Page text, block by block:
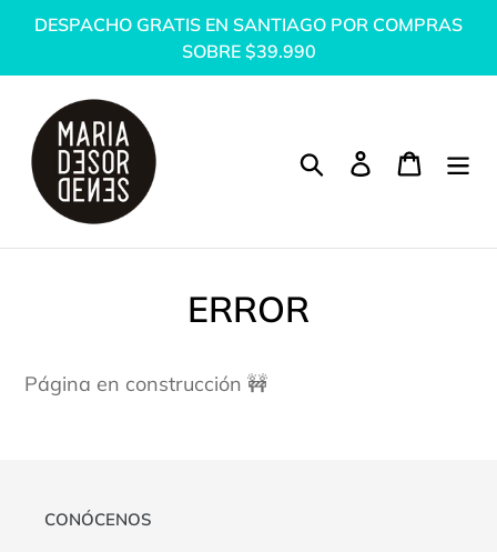
al
contenido
DESPACHO GRATIS EN SANTIAGO POR COMPRAS
SOBRE $39.990
Buscar IngresarCarrito
ERROR
Página en construcción 🚧
CONÓCENOS